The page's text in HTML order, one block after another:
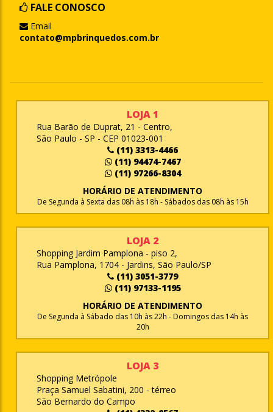
FALE CONOSCO
Email
contato@mpbrinquedos.com.br
LOJA 1
Rua Barão de Duprat, 21 - Centro,
São Paulo - SP - CEP 01023-001
(11) 3313-4466
(11) 94474-7467
(11) 97266-8304
HORÁRIO DE ATENDIMENTO
De Segunda à Sexta das 08h às 18h - Sábados das 08h às 15h
LOJA 2
Shopping Jardim Pamplona - piso 2,
Rua Pamplona, 1704 - Jardins, São Paulo/SP
(11) 3051-3779
(11) 97133-1195
HORÁRIO DE ATENDIMENTO
De Segunda à Sábado das 10h às 22h - Domingos das 14h às
20h
LOJA 3
Shopping Metrópole
Praça Samuel Sabatini, 200 - térreo
São Bernardo do Campo